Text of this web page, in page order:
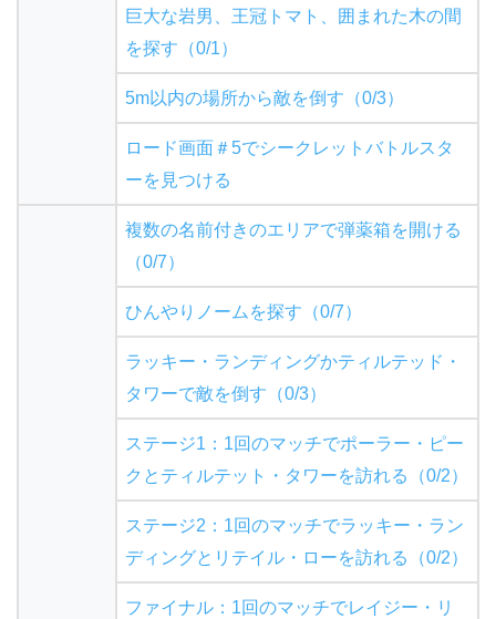
巨大な岩男、王冠トマト、囲まれた木の間
を探す（0/1）
5m以内の場所から敵を倒す（0/3）
ロード画面＃5でシークレットバトルスタ
ーを見つける
複数の名前付きのエリアで弾薬箱を開ける
（0/7）
ひんやりノームを探す（0/7）
ラッキー・ランディングかティルテッド・
タワーで敵を倒す（0/3）
ステージ1：1回のマッチでポーラー・ピー
クとティルテット・タワーを訪れる（0/2）
ステージ2：1回のマッチでラッキー・ラン
ディングとリテイル・ローを訪れる（0/2）
ファイナル：1回のマッチでレイジー・リ